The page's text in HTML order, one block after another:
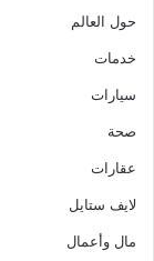
حول العالم
خدمات
سيارات
صحة
عقارات
لايف ستايل
مال وأعمال